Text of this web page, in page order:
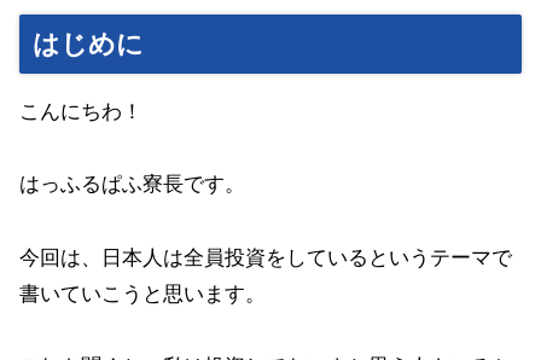
はじめに
こんにちわ！
はっふるぱふ寮長です。
今回は、日本人は全員投資をしているというテーマで
書いていこうと思います。